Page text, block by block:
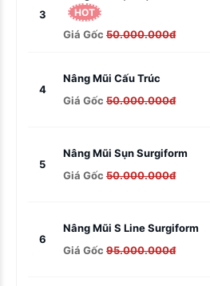
3 HOT
Giá Gốc 50.000.000đ
4
Nâng Mũi Cấu Trúc
Giá Gốc 50.000.000đ
5
Nâng Mũi Sụn Surgiform
Giá Gốc 50.000.000đ
6
Nâng Mũi S Line Surgiform
Giá Gốc 95.000.000đ